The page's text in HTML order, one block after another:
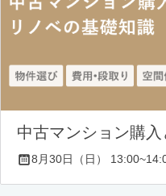
中古マンション購
8月30日（日）